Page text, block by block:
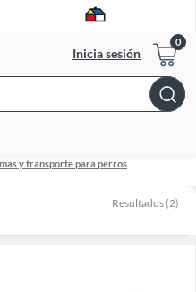
Inicia sesión
Bar
y transporte para perros
Resultados (2)